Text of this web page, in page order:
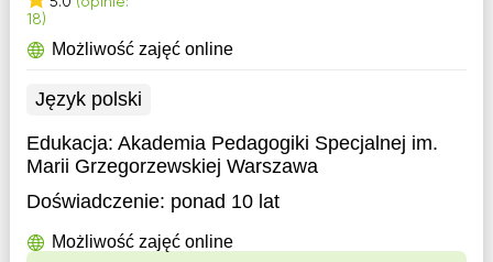
18)
Możliwość zajęć online
Język polski
Edukacja: Akademia Pedagogiki Specjalnej im.
Marii Grzegorzewskiej Warszawa
Doświadczenie: ponad 10 lat
Możliwość zajęć online